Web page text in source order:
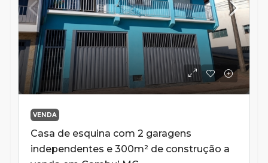
VENDA
Casa de esquina com 2 garagens
independentes e 300m² de construção a